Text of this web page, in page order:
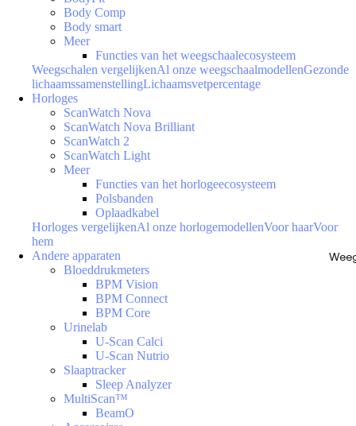
Body Comp
Body smart
Meer
Functies van het weegschaalecosysteem
Weegschalen vergelijkenAl onze weegschaalmodellenGezonde
lichaamssamenstellingLichaamsvetpercentage
Horloges
ScanWatch Nova
ScanWatch Nova Brilliant
ScanWatch 2
ScanWatch Light
Meer
Functies van het horlogeecosysteem
Polsbanden
Oplaadkabel
Horloges vergelijkenAl onze horlogemodellenVoor haarVoor
hem
Andere apparaten
Bloeddrukmeters
BPM Vision
BPM Connect
BPM Core
Urinelab
U-Scan Calci
U-Scan Nutrio
Slaaptracker
Sleep Analyzer
MultiScan™
BeamO